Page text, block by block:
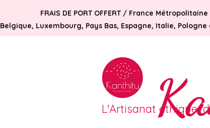
FRAIS DE PORT OFFERT / France Métropolitaine
Belgique, Luxembourg, Pays Bas, Espagne, Italie,
L'Artisanat éthique,